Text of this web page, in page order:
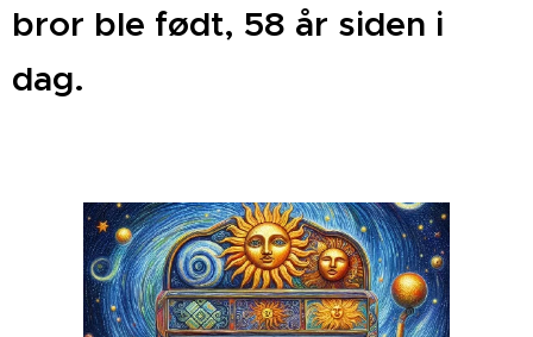
bror ble født, 58 år siden i
dag.